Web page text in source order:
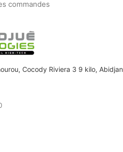
commandes
Cocody Riviera 3 9 kilo, Abidjan